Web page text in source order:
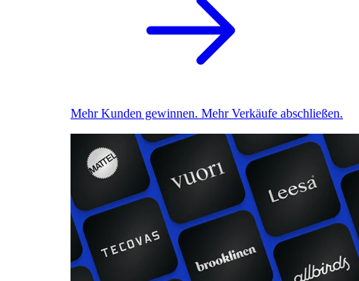
Mehr Kunden gewinnen. Mehr Verkäufe abschließen.